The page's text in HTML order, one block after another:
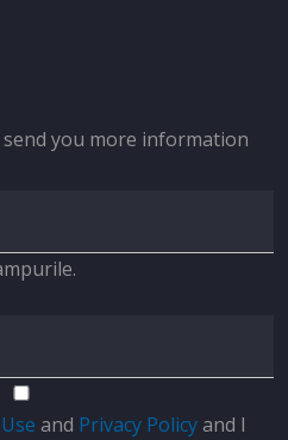
you more information
and Privacy Policyand I